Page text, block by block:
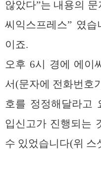
않았다”는 내용의 문
씨익스프레스” 였
이죠.
오후 6시 경에 에이
서(문자에 전화번호
호를 정정해달라고
입신고가 진행되는
수 있었습니다(위 스